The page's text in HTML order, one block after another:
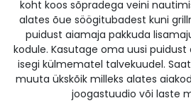
koht koos sõpradega veini
alates õue söögitubadest kuni
puidust aiamaja pakkuda
kodule. Kasutage oma uusi
isegi külmematel talvekuudel.
muuta ükskõik milleks alates
joogastuudio või laste